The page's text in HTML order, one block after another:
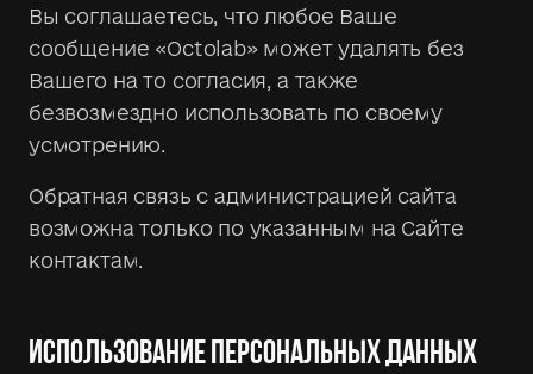
Вы соглашаетесь, что любое Ваше
сообщение «Octolab» может удалять без
Вашего на то согласия, а также
безвозмездно использовать по своему
усмотрению.
Обратная связь с администрацией сайта
возможна только по указанным на Сайте
контактам.
ИСПОЛЬЗОВАНИЕ ПЕРСОНАЛЬНЫХ ДАННЫХ